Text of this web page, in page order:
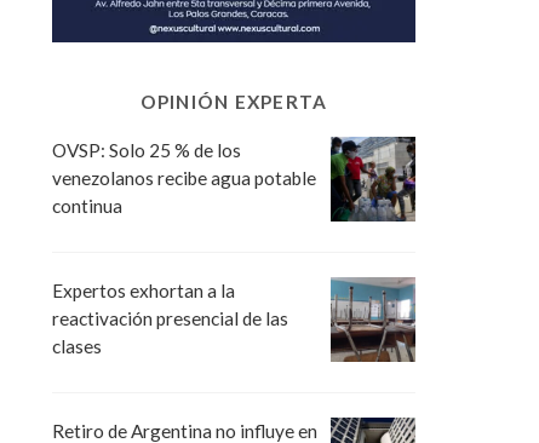
OPINIÓN EXPERTA
OVSP: Solo 25 % de los
venezolanos recibe agua potable
continua
Expertos exhortan a la
reactivación presencial de las
clases
Retiro de Argentina no influye en